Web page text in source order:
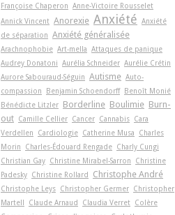
Françoise Chaperon Anne-Victoire Rousselet
Annick Vincent Anorexie Anxiété Anxiété
de séparation Anxiété généralisée
Arachnophobie Art-­mella Attaques de panique
Audrey Donatoni Aurélia Schneider Aurélie Crétin
Aurore Sabouraud-Séguin Autisme Auto-
compassion
Benjamin Schoendorff Benoît Monié
Bénédicte Litzler Borderline Boulimie Burn-
out Camille Cellier Cancer Cannabis Cara
Verdellen
Cardiologie Catherine Musa
Charles
Morin
Charles-Édouard Rengade Charly Cungi
Christian Gay Christine Mirabel-Sarron
Christine
Padesky Christine Rollard Christophe André
Christophe Leys Christopher Germer Christopher
Martell
Claude Arnaud Claudia Verret Colère